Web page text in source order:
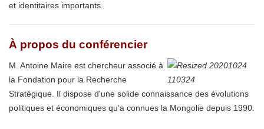
et identitaires importants.
À propos du conférencier
M. Antoine Maire est chercheur associé à
la Fondation pour la Recherche
Stratégique. Il dispose d'une solide connaissance des évolutions
politiques et économiques qu’a connues la Mongolie depuis 1990.